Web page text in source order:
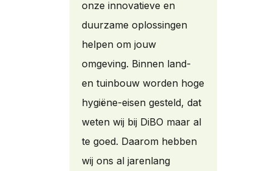
onze innovatieve en
duurzame oplossingen
helpen om jouw
omgeving. Binnen land-
en tuinbouw worden hoge
hygiëne-eisen gesteld, dat
weten wij bij DiBO maar al
te goed. Daarom hebben
wij ons al jarenlang